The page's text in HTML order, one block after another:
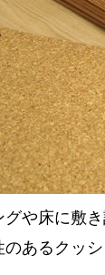
グや床に敷
あるクッ